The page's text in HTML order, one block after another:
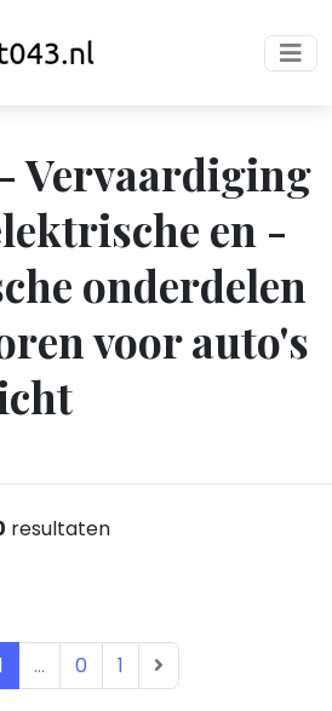
Vervaardiging
en -
onderdelen
voor auto's
resultaten
... 0 1